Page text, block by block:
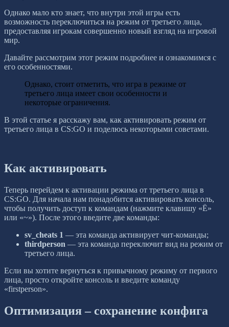
Однако мало кто знает, что внутри этой игры есть
возможность переключиться на режим от третьего лица,
предоставляя игрокам совершенно новый взгляд на игровой
мир.
Давайте рассмотрим этот режим подробнее и ознакомимся с
его особенностями.
Однако, стоит отметить, что игра в режиме от
третьего лица имеет свои особенности и
некоторые ограничения.
В этой статье я расскажу вам, как активировать режим от
третьего лица в CS:GO и поделюсь некоторыми советами.
Как активировать
Теперь перейдем к активации режима от третьего лица в
CS:GO. Для начала нам понадобится активировать консоль,
чтобы получить доступ к командам (нажмите клавишу «Ё»
или «~»). После этого введите две команды:
sv_cheats 1 — эта команда активирует чит-команды;
thirdperson — эта команда переключит вид на режим от
третьего лица.
Если вы хотите вернуться к привычному режиму от первого
лица, просто откройте консоль и введите команду
«firstperson».
Оптимизация – сохранение конфига